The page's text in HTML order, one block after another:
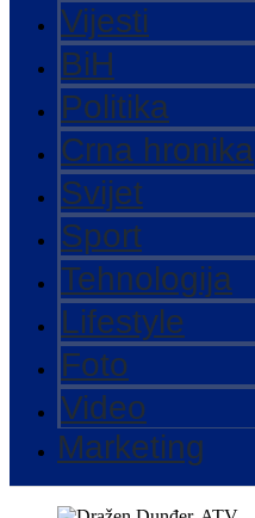
Vijesti
BiH
Politika
Crna hronika
Svijet
Sport
Tehnologija
Lifestyle
Foto
Video
Marketing